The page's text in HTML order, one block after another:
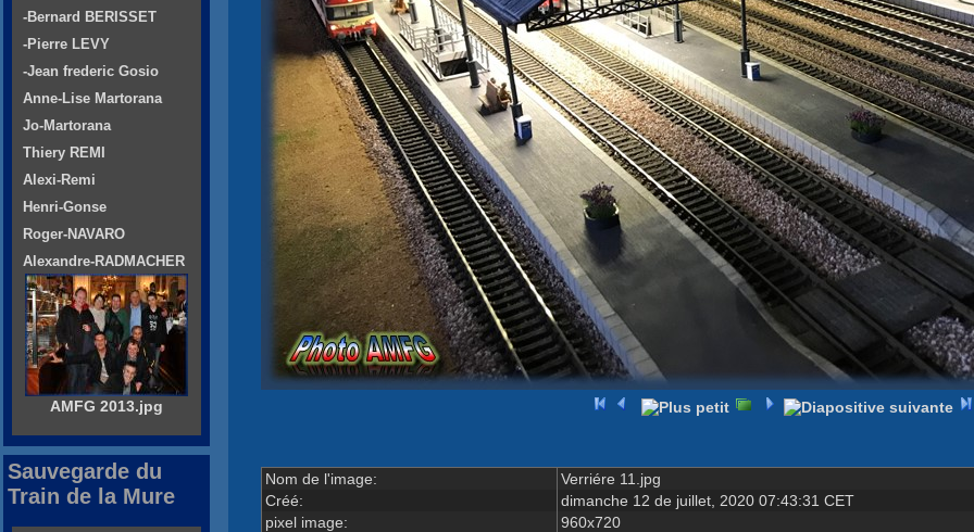
Nom de l'image:
Verriére 11.jpg
Créé:
dimanche 12 de juillet, 2020 07:43:31 CET
pixel image:
960x720
-Bernard BERISSET
-Pierre LEVY
-Jean frederic Gosio
Anne-Lise Martorana
Jo-Martorana
Thiery REMI
Alexi-Remi
Henri-Gonse
Roger-NAVARO
Alexandre-RADMACHER
AMFG 2013.jpg
Sauvegarde du
Train de la Mure